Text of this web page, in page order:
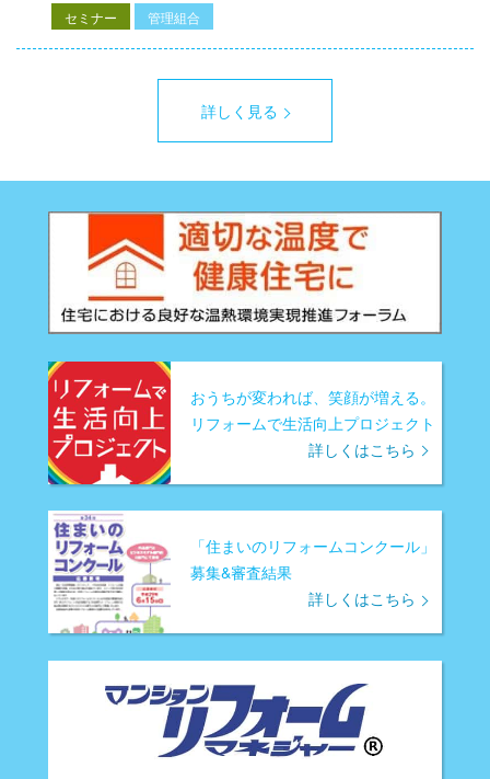
セミナー 管理組合
詳しく見る
おうちが変われば、笑顔が増える。
リフォームで生活向上プロジェクト
詳しくはこちら
「住まいのリフォームコンクール」
募集&審査結果
詳しくはこちら